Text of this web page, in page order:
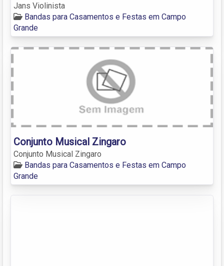
Jans Violinista
Bandas para Casamentos e Festas em Campo
Grande
Conjunto Musical Zingaro
Conjunto Musical Zingaro
Bandas para Casamentos e Festas em Campo
Grande